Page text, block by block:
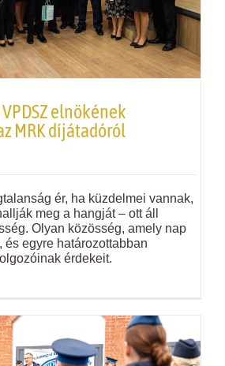
VPDSZ elnökének
MRK díjátadóról
ér, ha küzdelmei vannak,
meg a hangját – ott áll
Olyan közösség, amely nap
és egyre határozottabban
érdekeit.